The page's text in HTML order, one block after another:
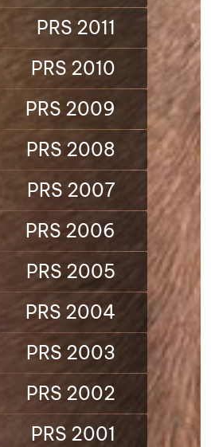
PRS 2011
PRS 2010
PRS 2009
PRS 2008
PRS 2007
PRS 2006
PRS 2005
PRS 2004
PRS 2003
PRS 2002
PRS 2001